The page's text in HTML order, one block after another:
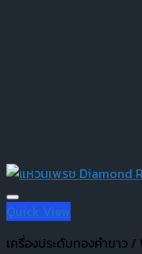
Quick View
เครื่องประดับทองคำขาว